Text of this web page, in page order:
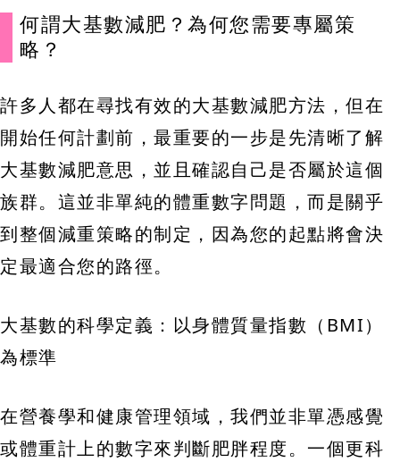
何謂大基數減肥？為何您需要專屬策
略？
許多人都在尋找有效的大基數減肥方法，但在
開始任何計劃前，最重要的一步是先清晰了解
大基數減肥意思，並且確認自己是否屬於這個
族群。這並非單純的體重數字問題，而是關乎
到整個減重策略的制定，因為您的起點將會決
定最適合您的路徑。
大基數的科學定義：以身體質量指數（BMI）
為標準
在營養學和健康管理領域，我們並非單憑感覺
或體重計上的數字來判斷肥胖程度。一個更科